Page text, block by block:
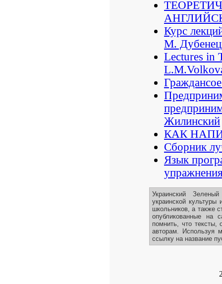
Курс
М.
Lectures in
Жилинский
КАК
Сборник
Язык
Украинский
украинской культуры
школьников, а также
опубликованные на
помнить, что тексты,
авторам. Используя
ссылку на название